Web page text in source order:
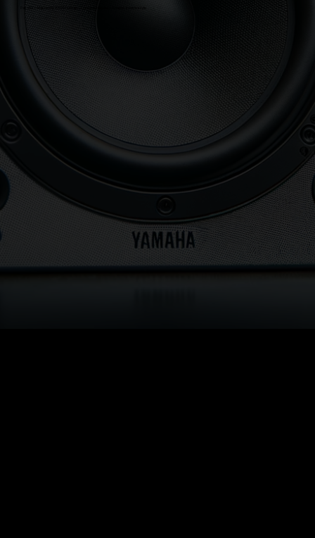
Pas d'IA • Mastering 100% humain • Contact régulier • Adapté à votre style